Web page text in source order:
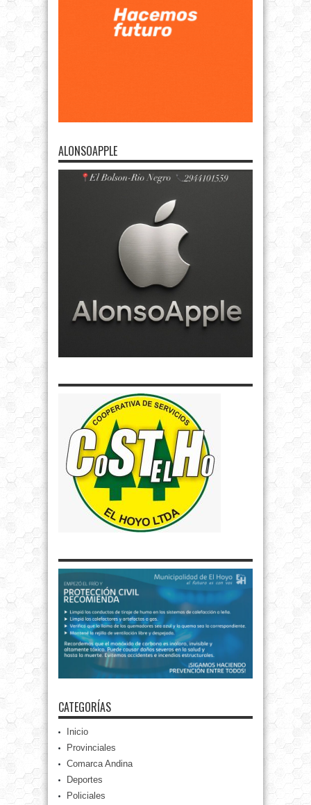
ALONSOAPPLE
CATEGORÍAS
Inicio
Provinciales
Comarca Andina
Deportes
Policiales